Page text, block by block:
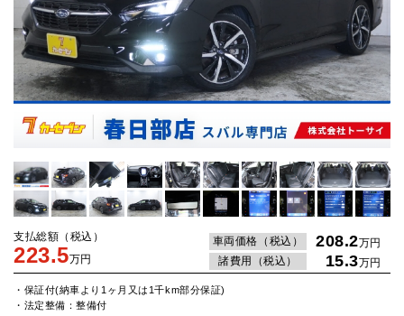
支払総額（税込）
223.5万円
車両価格（税込） 208.2万円
諸費用（税込）
15.3万円
・保証付(納車より1ヶ月又は1千km部分保証)
・法定整備：整備付